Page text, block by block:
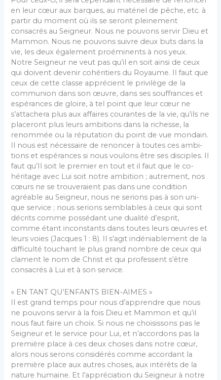
en leur cœur aux barques, au matériel de pê­che, etc. à
partir du moment où ils se seront pleine­ment
consacrés au Seigneur. Nous ne pouvons servir Dieu et
Mammon. Nous ne pouvons suivre deux buts dans la
vie, les deux également proéminents à nos yeux.
Notre Seigneur ne veut pas qu’il en soit ainsi de ceux
qui doivent devenir cohéritiers du Royaume. Il faut que
ceux de cette classe apprécient le privilège de la
communion dans son œuvre, dans ses souffrances et
espérances de gloire, à tel point que leur cœur ne
s’attachera plus aux affaires courantes de la vie, qu’ils ne
placeront plus leurs ambitions dans la richesse, la
renommée ou la réputation du point de vue mondain.
Il nous est nécessaire de renoncer à toutes ces ambi­
tions et espérances si nous voulons être ses disciples. Il
faut qu’Il soit le premier en tout et il faut que le co-
héritage avec Lui soit notre ambition ; autrement, nos
cœurs ne se trouveraient pas dans une condition
agréable au Seigneur, nous ne serions pas à son uni­
que service ; nous serions semblables à ceux qui sont
décrits comme possédant une dualité d’esprit,
comme étant inconstants dans toutes leurs œuvres et
leurs voies (Jacques 1 : 8). Il s’agit indéniablement de la
dif­ficulté touchant le plus grand nombre de ceux qui
cla­ment le nom de Christ et qui professent s’être
consa­crés à Lui et à son service.
« EN TANT QU’ENFANTS BIEN-AIMES »
Il est grand temps pour nous d’apprendre que nous
ne pouvons servir à la fois Dieu et Mammon et qu’il
nous faut faire un choix. Si nous ne choisissons pas le
Seigneur et le service pour Lui, et n’accordons pas la
première place à ces deux choses dans notre cœur,
alors nous serons considérés comme accordant la
première place aux autres choses, aux intérêts de la
nature humaine. Et l’appréciation du Seigneur à notre